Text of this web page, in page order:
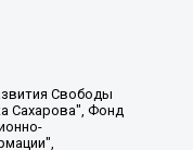
тезисы", Данилович Ирина Брониславовна, Кашин Олег Владимирович, Петров Николай Владимирович, Пивоваров Алексей Владимирович, Соколов Михаил Владимирович, Цветкова Юлия Владимировна, Чичваркин Евгений Александрович, Комитет против пыток/Команда против пыток, Общество с ограниченной ответственностью "Первый научный", Общество с ограниченной ответственностью "Вертолет и ко", Белоцерковская Вероника Борисовна, Кац Максим Евгеньевич, Лазарева Татьяна Юрьевна, Шаведдинов Руслан Табризович, Яшин Илья Валерьевич, Общество с ограниченной ответственностью "Иноагент ААВ", Алешковский Дмитрий Петрович, Альбац Евгения Марковна, Быков Дмитрий Львович, Галямина Юлия Евгеньевна, Лойко Сергей Леонидович, Мартынов Кирилл Константинович, Медведев Сергей Александрович, Крашенинников Федор Геннадиевич, Гордеева Катерина Вл